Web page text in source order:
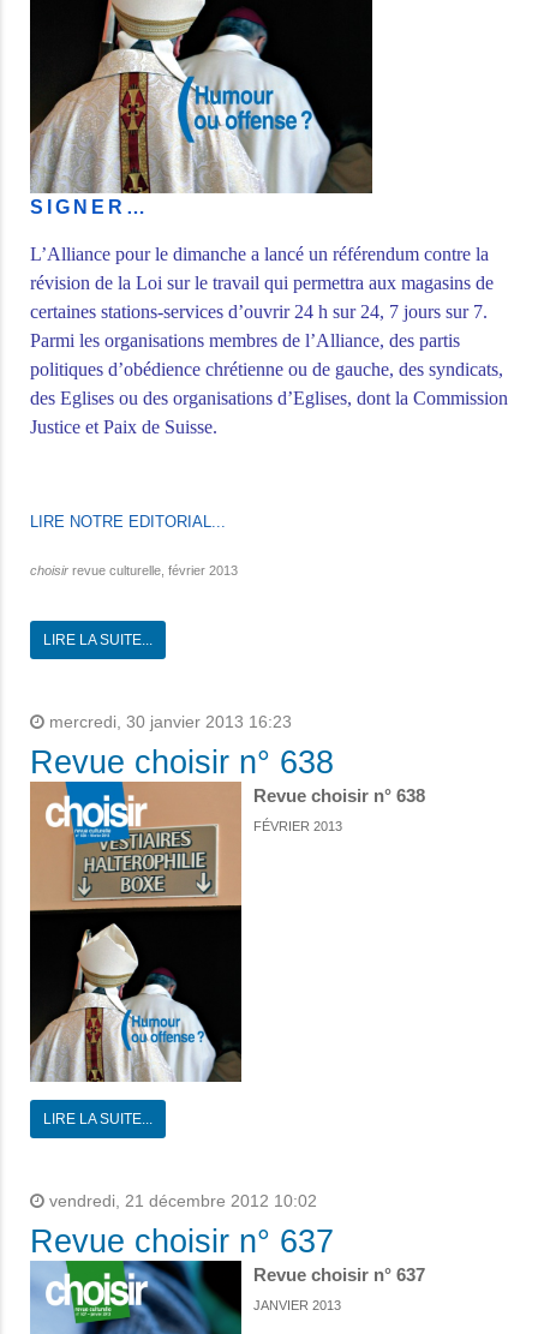
SIGNER…
L’Alliance pour le dimanche a lancé un référendum contre la
révision de la Loi sur le travail qui permettra aux magasins de
certaines stations-services d’ouvrir 24 h sur 24, 7 jours sur 7.
Parmi les organisations membres de l’Alliance, des partis
politiques d’obédience chrétienne ou de gauche, des syndicats,
des Eglises ou des organisations d’Eglises, dont la Commission
Justice et Paix de Suisse.
LIRE NOTRE EDITORIAL...
choisir revue culturelle, février 2013
LIRE LA SUITE...
mercredi, 30 janvier 2013 16:23
Revue choisir n° 638
Revue choisir n° 638
FÉVRIER 2013
LIRE LA SUITE...
vendredi, 21 décembre 2012 10:02
Revue choisir n° 637
Revue choisir n° 637
JANVIER 2013